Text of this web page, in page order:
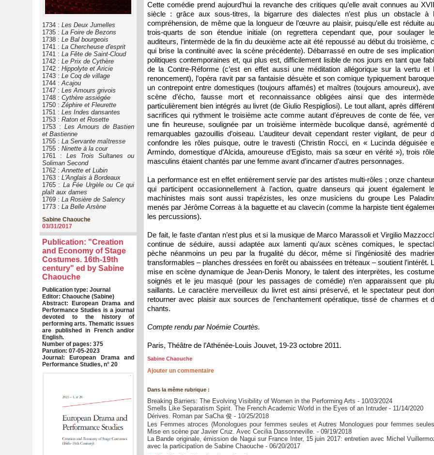
1734 : Les Deux Jumelles
1735 : La Foire de Bezons
1738 : Le Bal bourgeois
1741 : La Chercheuse d'esprit
1741 : La Fête de Saint-Cloud
1742 : Le Prix de Cythère
1742 : Hippolyte et Aricie
1743 : Le Coq de village
1744 : Acajou
1747 : Les Amours grivois
1748 : Cythère assiégée
1750 : Zéphire et Fleurette
1751 : Les Indes dansantes
1753 : Raton et Rosette
1753 : Les Amours de Bastien
et Bastienne
1755 : La Servante maîtresse
1755 : Ninette à la cour
1761 : Les Trois Sultanes ou
Soliman Second
1762 : Annette et Lubin
1763 : L'Anglais à Bordeaux
1765 : La Fée Urgèle ou Ce qui
plaît aux dames
1769 : La Rosière de Salency
1773 : La Belle Arsène
Sabine Chaouche
03/31/2017
Publication: "Creation
and Economy of Stage
Costumes. 16th-19th
century" ed by Sabine
Chaouche
Publication type: Journal
Editor: Chaouche (Sabine)
Abstract: European Drama and
Performance Studies is a journal
devoted to the history of
performing arts. Thematic issues
are published in French and/or
English.
Number of pages: 375
Parution: 07-05-2023
Journal: European Drama and
Performance Studies, n° 20
Cette comédie prend aujourd’hui la revanche des critiques qu’elle avait connues au
siècle : grâce aux sous-titres, la bigarrure des dialectes n’est plus un obstacle à
compréhension, de même que la longueur de l’œuvre au plaisir, puisqu’elle est réduite
trois-quarts de son étendue initiale (on regrettera cependant que, pour soulager
auditeurs, l’intermède de la fin du deuxième acte ait été repoussé au début du troisième,
qui brise la continuité avec la scène précédente). Débarrassé en outre de ses
politiques contemporaines et, qui plus est, difficilement lisible de nos jours en tant que
de la Contre-Réforme (c’est en effet aussi une méditation allégorique sur la vertu et
renoncement), l’opéra ravit par sa fantaisie désuète et son comique typiquement
un contrepoint entre domestiques (toujours affamés) et maîtres (toujours amoureux),
scène d’écho, fausse mort et reconnaissance obligées ainsi que des
particulièrement bien intégrés au livret (de Giulio Respigliosi). Le tout allant, après
sacrifices qui rythment le troisième acte comme autant d’épreuves de conte de fée,
une fin heureuse, soulignée par un troisième intermède bucolique dansé, agrémenté
remarquables gazouillis d’oiseau. L’auditeur devait cependant rester vigilant, de peur
confondre les rôles puisque, outre le travesti (Christin Rocci, en « Lucinda déguisée
Armindo, domestique d’Alcida, amoureuse d’Egisto, mais sa sœur en vérité »), trois
masculins étaient chantés par une femme avant d’incarner d’autres personnages.
La performance est en effet entièrement servie par des artistes multi-rôles ; onze
qui participent occasionnellement à l’action, quatre danseurs qui jouent également
machinistes mais sont aussi trapézistes, les onze musiciens du groupe Les
menés par Jérôme Correas à la baguette et au clavecin (comme la harpiste tient
les percussions).
De fait, le faste d’antan n’est plus et si la musique de Marco Marassoli et Virgilio
continue de séduire, aussi adaptée aux lamenti qu’aux scènes comiques, le
pèche néanmoins un peu par la frugalité du décor, même si l’ingéniosité des
transformables – planches dressées en forêt ou abaissées en tréteaux – soutient l’intérêt.
mise en scène dynamique de Jean-Denis Monory, le talent des interprètes, les
soignés et le jeu masqué (pour les passages de comédie) n’en apparaissent que
saillants. Le caractère merveilleux du livret est ainsi préservé, et le spectateur peut
retourner avec plaisir aux sources de l’enchantement opératique, tissé de charmes et
chants.
Compte rendu par Noémie Courtès.
Paris, Théâtre de l’Athénée-Louis Jouvet, 19-23 octobre 2011.
Sabine Chaouche
Ajouter un commentaire
Dans la même rubrique :
Breaking Barriers: The Evolving Visibility of Women in the Performing Arts - 10/03/2024
Smells Like Separatism Spirit. The French Academic World in the Eyes of an Intruder - 11/14/2020
Dérives. Roman par SaCha 俊 - 10/25/2018
Les Femmes atroces (Monologues pour femmes seules et Autres Monologues pour femmes
Mise en scène par Javier Cruz. Avec Cecilia Dassonneville. - 09/19/2018
La Bande originale, émission de Nagui sur France Inter, 15 juin 2017: entretien avec Michel
avec la participation de Sabine Chaouche - 06/20/2017